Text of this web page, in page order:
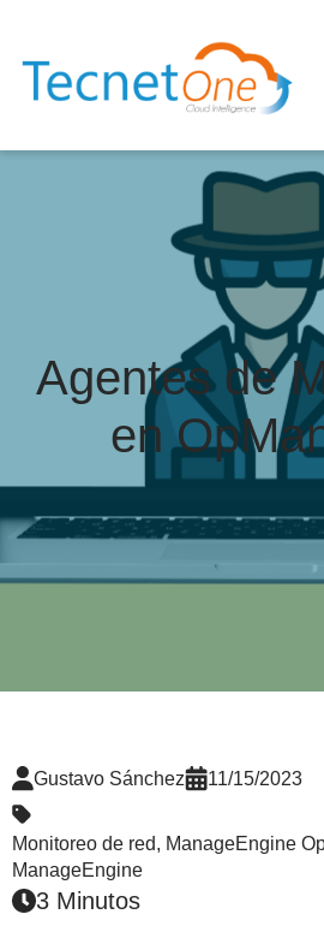
Agentes de
en
Gustavo Sánchez 11/15/2023
Monitoreo de red, ManageEngine
ManageEngine
3 Minutos